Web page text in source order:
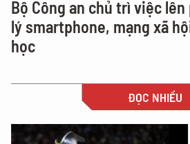
Bộ Công an chủ trì việc
lý smartphone, mạng xã
học
ĐỌC NHIỀU